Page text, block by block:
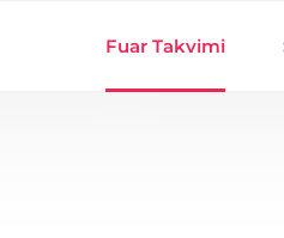
Fuar Takvimi